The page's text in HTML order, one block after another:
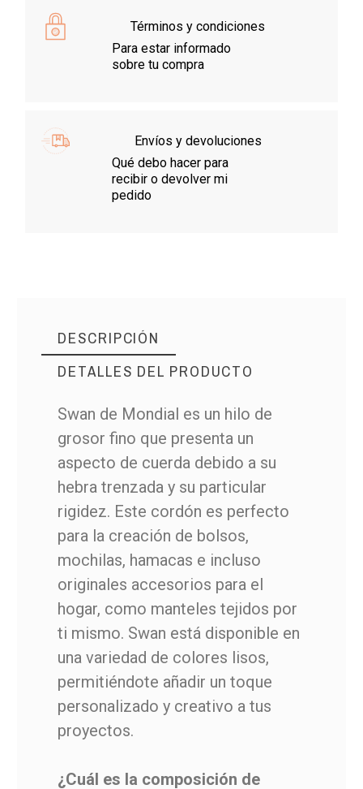
Términos y condiciones
Para estar informado
sobre tu compra
Envíos y devoluciones
Qué debo hacer para
recibir o devolver mi
pedido
DESCRIPCIÓN
DETALLES DEL PRODUCTO
Swan de Mondial es un hilo de
grosor fino que presenta un
aspecto de cuerda debido a su
hebra trenzada y su particular
rigidez. Este cordón es perfecto
para la creación de bolsos,
mochilas, hamacas e incluso
originales accesorios para el
hogar, como manteles tejidos por
ti mismo. Swan está disponible en
una variedad de colores lisos,
permitiéndote añadir un toque
personalizado y creativo a tus
proyectos.
¿Cuál es la composición de